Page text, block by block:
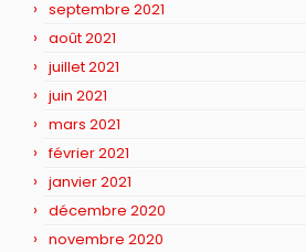
septembre 2021
août 2021
juillet 2021
juin 2021
mars 2021
février 2021
janvier 2021
décembre 2020
novembre 2020